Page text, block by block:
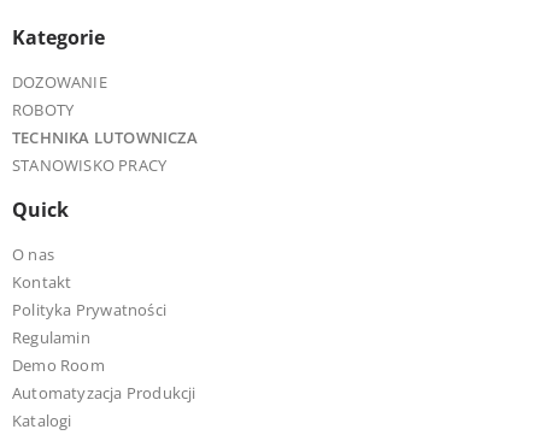
Kategorie
DOZOWANIE
ROBOTY
TECHNIKA LUTOWNICZA
STANOWISKO PRACY
Quick
O nas
Kontakt
Polityka Prywatności
Regulamin
Demo Room
Automatyzacja Produkcji
Katalogi